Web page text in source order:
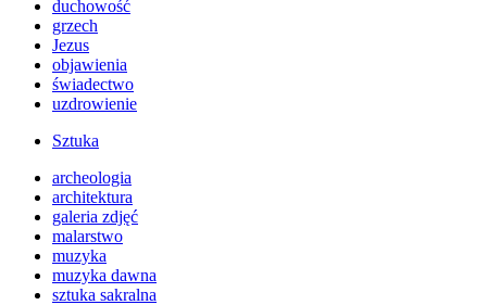
duchowość
grzech
Jezus
objawienia
świadectwo
uzdrowienie
Sztuka
archeologia
architektura
galeria zdjęć
malarstwo
muzyka
muzyka dawna
sztuka sakralna